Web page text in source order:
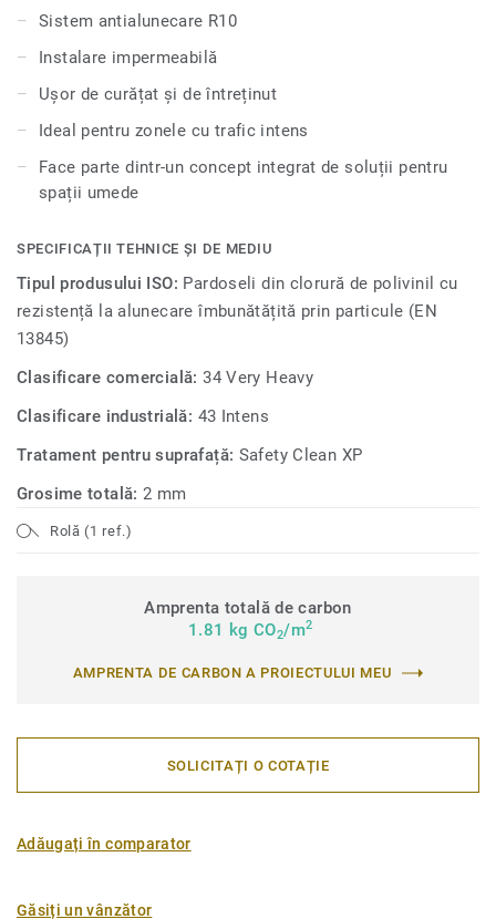
întreținerea pardoselii pentru umezeală. Cele 24 culori sunt
produse și accesorii ale colecţiei iQ Granit.
Sistem antialunecare R10
Instalare impermeabilă
Ușor de curățat și de întreținut
Ideal pentru zonele cu trafic intens
Face parte dintr-un concept integrat de soluții pentru
spații umede
SPECIFICAȚII TEHNICE ȘI DE MEDIU
Tipul produsului ISO: Pardoseli din clorură de polivinil cu
rezistență la alunecare îmbunătățită prin particule (EN
13845)
Clasificare comercială:34 Very Heavy
Clasificare industrială: 43 Intens
Tratament pentru suprafață: Safety Clean XP
Grosime totală:2 mm
Rolă (1 ref.)
Amprenta totală de carbon
1.81 kg CO2/m2
AMPRENTA DE CARBON A PROIECTULUI MEU
SOLICITAȚI O COTAȚIE
Adăugați în comparator
Găsiți un vânzător